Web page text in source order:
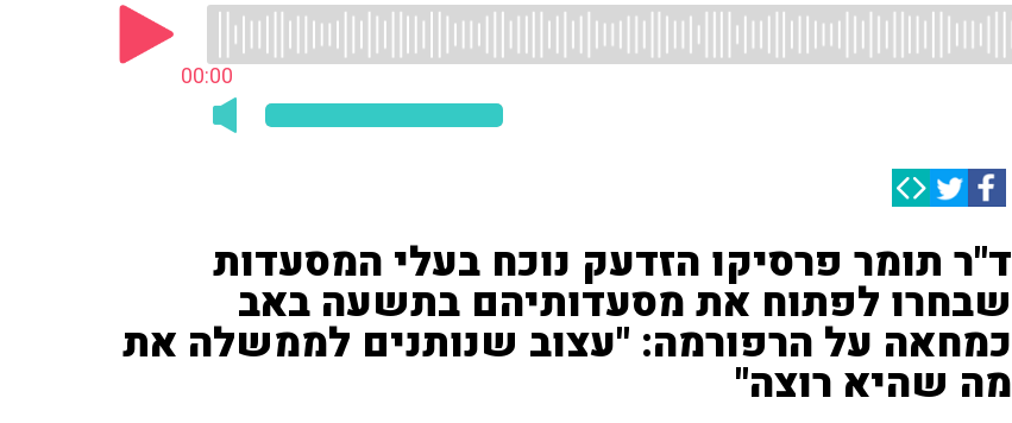
00:00
ד"ר תומר פרסיקו הזדעק נוכח בעלי המסעדות
שבחרו לפתוח את מסעדותיהם בתשעה באב
כמחאה על הרפורמה: "עצוב שנותנים לממשלה את
מה שהיא רוצה"